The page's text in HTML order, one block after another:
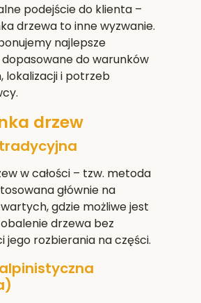
podejście do klienta–
drzewa to inne wyzwanie.
najlepsze
do warunków
lokalizacji i potrzeb
drzew
w całości – tzw. metoda
głównie na
gdzie możliwe jest
drzewa bez
jego rozbierania na części.